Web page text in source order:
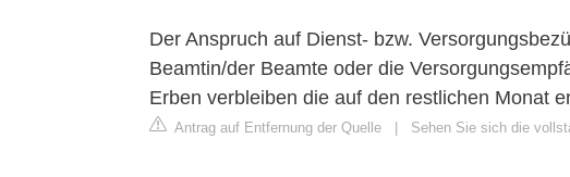
Der Anspruch auf Dienst- bzw.
Beamtin/der Beamte oder die
Erben verbleiben die auf den restlichen Monat
Antrag auf Entfernung der Quelle Sehen Sie sich die